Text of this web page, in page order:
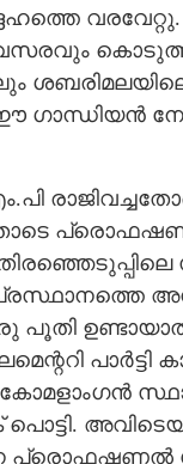
വരവേറ്റു.
ഗാന്ധിയൻ
അതോടെ
പൂതി